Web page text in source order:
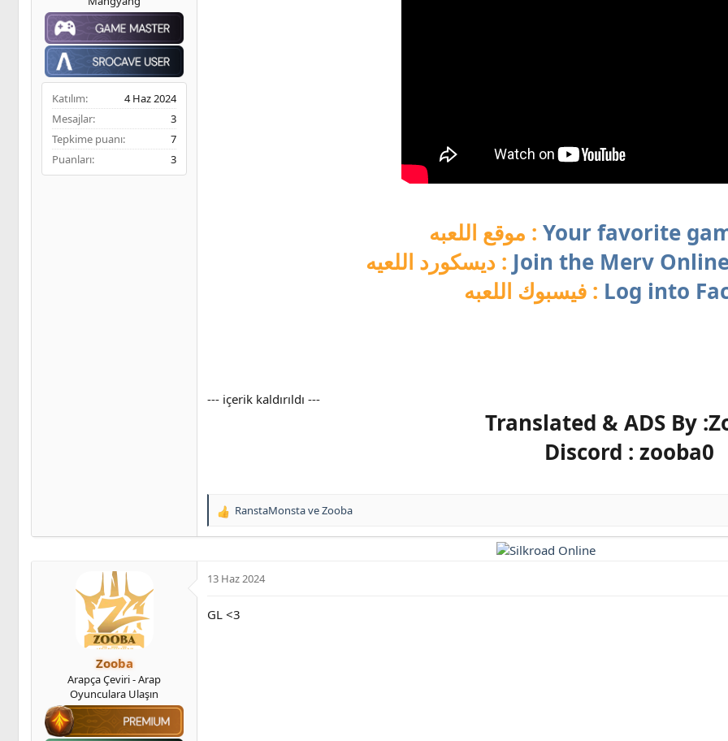
l
t
n
a
r
i
h
i
Katılım
4 Haz 2024
Mesajlar
3
Tepkime puanı
7
Puanları
3
موقع اللعبه : Your favorite
ديسكورد اللعيه : Join the Merv
فيسبوك اللعبه : Log into
--- içerik kaldırıldı ---
Translated & ADS By
Discord : zooba0
T
i
r
RanstaMonstaveZooba
Zooba
Arapça Çeviri - Arap
Oyunculara Ulaşın
13 Haz 2024
GL <3